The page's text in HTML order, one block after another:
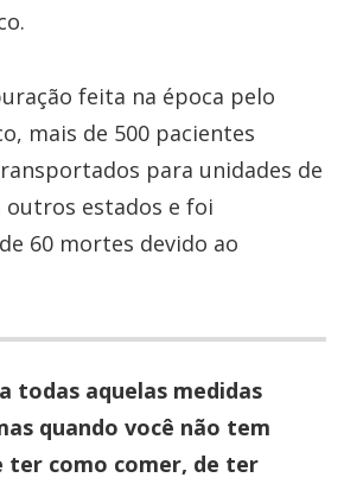
feita na época pelo
mais de 500 pacientes
para unidades de
estados e foi
60 mortes devido ao
todas aquelas medidas
quando você não tem
ter como comer, de ter